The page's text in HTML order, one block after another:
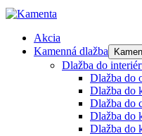
Akcia
Kamenná dlažba
Dlažba do
Dlažba do
Dlažba do
Dlažba do
Dlažba do
Dlažba do